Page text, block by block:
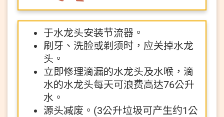
于水龙头安装节流器。
刷牙、洗脸或剃须时，应关掉水龙
头。
立即修理滴漏的水龙头及水喉，滴
水的水龙头每天可浪费高达76公升
水。
源头减废。(3公升垃圾可产生约1公